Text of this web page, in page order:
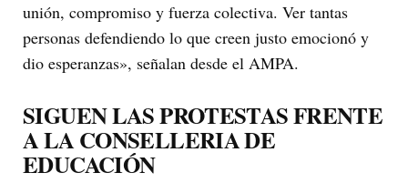
unión, compromiso y fuerza colectiva. Ver tantas
personas defendiendo lo que creen justo emocionó y
dio esperanzas», señalan desde el AMPA.
SIGUEN LAS PROTESTAS FRENTE
A LA CONSELLERIA DE
EDUCACIÓN